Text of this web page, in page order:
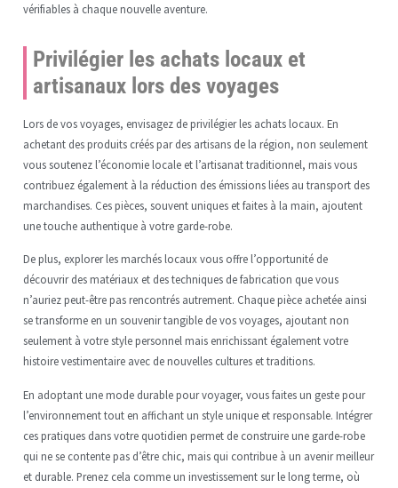
vérifiables à chaque nouvelle aventure.
Privilégier les achats locaux et
artisanaux lors des voyages
Lors de vos voyages, envisagez de privilégier les achats locaux. En
achetant des produits créés par des artisans de la région, non seulement
vous soutenez l’économie locale et l’artisanat traditionnel, mais vous
contribuez également à la réduction des émissions liées au transport des
marchandises. Ces pièces, souvent uniques et faites à la main, ajoutent
une touche authentique à votre garde-robe.
De plus, explorer les marchés locaux vous offre l’opportunité de
découvrir des matériaux et des techniques de fabrication que vous
n’auriez peut-être pas rencontrés autrement. Chaque pièce achetée ainsi
se transforme en un souvenir tangible de vos voyages, ajoutant non
seulement à votre style personnel mais enrichissant également votre
histoire vestimentaire avec de nouvelles cultures et traditions.
En adoptant une mode durable pour voyager, vous faites un geste pour
l’environnement tout en affichant un style unique et responsable. Intégrer
ces pratiques dans votre quotidien permet de construire une garde-robe
qui ne se contente pas d’être chic, mais qui contribue à un avenir meilleur
et durable. Prenez cela comme un investissement sur le long terme, où